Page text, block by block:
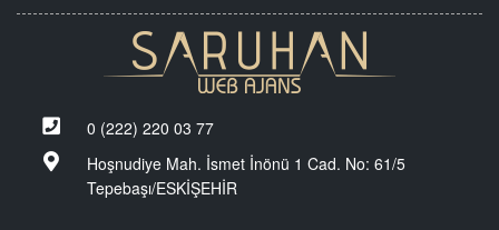
0 (222) 220 03 77
Hoşnudiye Mah. İsmet İnönü 1 Cad. No: 61/5
Tepebaşı/ESKİŞEHİR